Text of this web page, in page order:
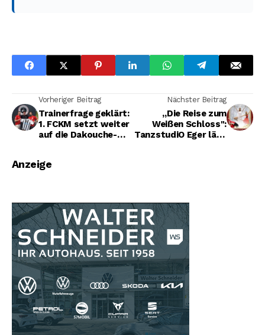
Vorheriger Beitrag
Trainerfrage geklärt:
1. FCKM setzt weiter
auf die Dakouche-
Nächster Beitrag
„Die Reise zum
Weißen Schloss":
TanzstudiO Eger lädt
Anzeige